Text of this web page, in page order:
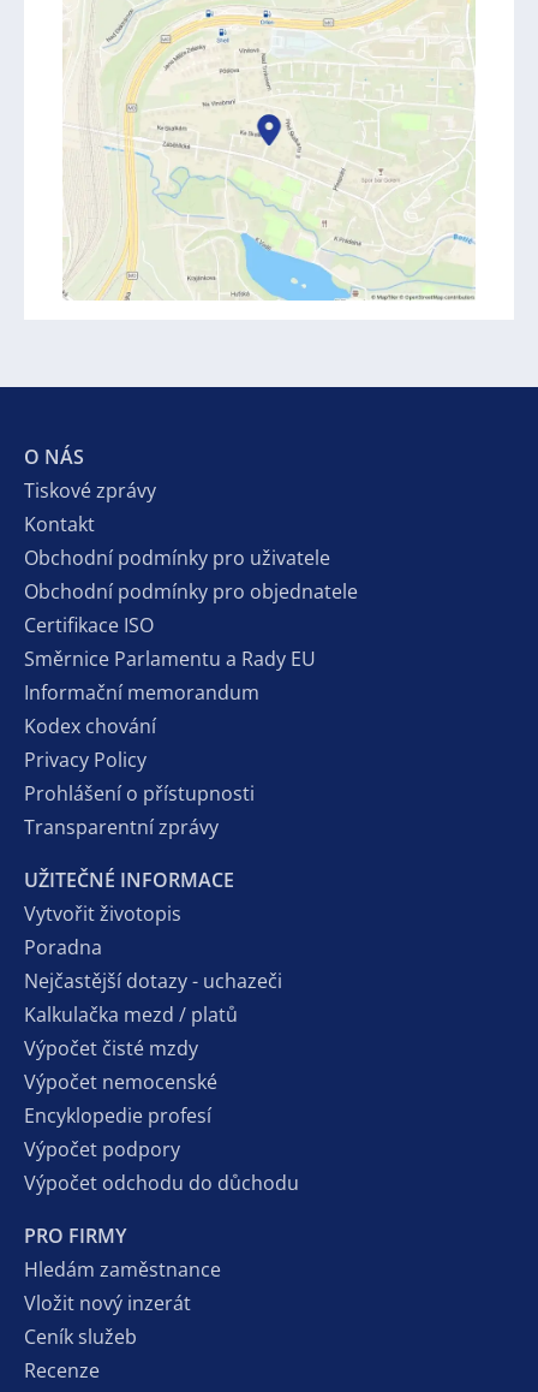
O NÁS
Tiskové zprávy
Kontakt
Obchodní podmínky pro uživatele
Obchodní podmínky pro objednatele
Certifikace ISO
Směrnice Parlamentu a Rady EU
Informační memorandum
Kodex chování
Privacy Policy
Prohlášení o přístupnosti
Transparentní zprávy
UŽITEČNÉ INFORMACE
Vytvořit životopis
Poradna
Nejčastější dotazy - uchazeči
Kalkulačka mezd / platů
Výpočet čisté mzdy
Výpočet nemocenské
Encyklopedie profesí
Výpočet podpory
Výpočet odchodu do důchodu
PRO FIRMY
Hledám zaměstnance
Vložit nový inzerát
Ceník služeb
Recenze